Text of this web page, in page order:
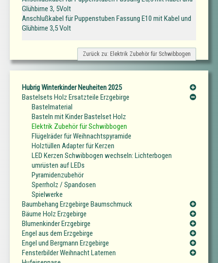
Glühbirne 3, 5Volt
Anschlußkabel für Puppenstuben Fassung E10 mit Kabel und
Glühbirne 3,5 Volt
Zurück zu: Elektrik Zubehör für Schwibbogen
Hubrig Winterkinder Neuheiten 2025
Bastelsets Holz Ersatzteile Erzgebirge
Bastelmaterial
Basteln mit Kinder Bastelset Holz
Elektrik Zubehör für Schwibbogen
Flügelräder für Weihnachtspyramide
Holztüllen Adapter für Kerzen
LED Kerzen Schwibbogen wechseln: Lichterbogen
umrüsten auf LEDs
Pyramidenzubehör
Sperrholz / Spandosen
Spielwerke
Baumbehang Erzgebirge Baumschmuck
Bäume Holz Erzgebirge
Blumenkinder Erzgebirge
Engel aus dem Erzgebirge
Engel und Bergmann Erzgebirge
Fensterbilder Weihnacht Laternen